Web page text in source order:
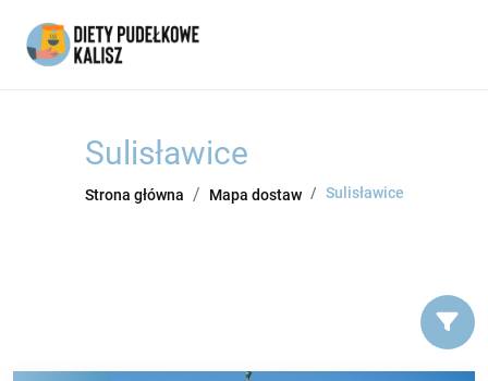
Sulisławice
Strona główna Mapa dostaw Sulisławice